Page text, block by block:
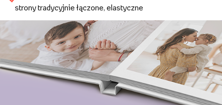
strony tradycyjnie łączone, elastyczne